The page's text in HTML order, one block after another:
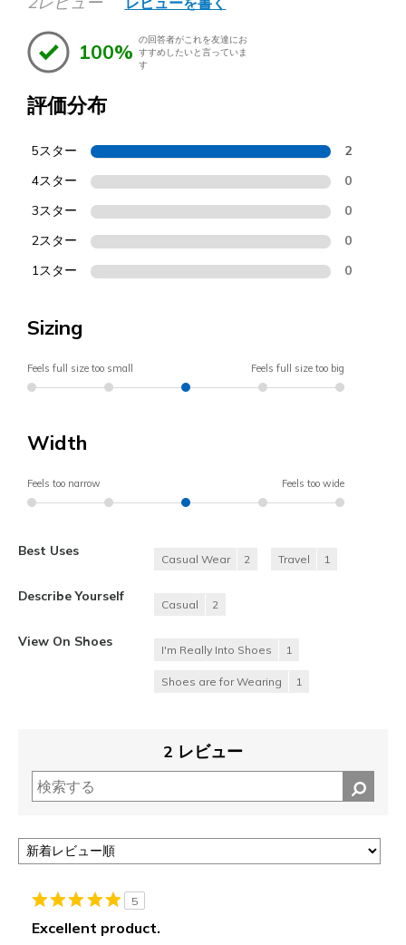
100% の回答者がこれを友達にお
すすめしたいと言っていま
す
評価分布
5スター 2
4スター 0
3スター 0
2スター 0
1スター 0
Sizing
Feels full size too small Feels full size too big
Width
Feels too narrow Feels too wide
Best Uses
Casual Wear 2 Travel 1
Describe Yourself
Casual 2
View On Shoes
I'm Really Into Shoes 1
Shoes are for Wearing 1
2 レビュー
5
Excellent product.